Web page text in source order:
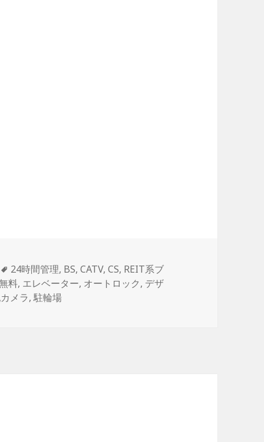
タ
グ
24時間管理, BS,CATV,CS, REIT系ブ
料, エレベーター, オートロック, デザ
メラ,駐輪場